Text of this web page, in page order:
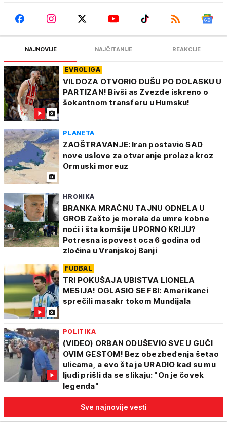
NAJNOVIJE NAJČITANIJE REAKCIJE
EVROLIGA
VILDOZA OTVORIO DUŠU PO DOLASKU U
PARTIZAN! Bivši as Zvezde iskreno o
šokantnom transferu u Humsku!
PLANETA
ZAOŠTRAVANJE: Iran postavio SAD
nove uslove za otvaranje prolaza kroz
Ormuski moreuz
HRONIKA
BRANKA MRAČNU TAJNU ODNELA U
GROB Zašto je morala da umre kobne
noći i šta komšije UPORNO KRIJU?
Potresna ispovest oca 6 godina od
zločina u Vranjskoj Banji
FUDBAL
TRI POKUŠAJA UBISTVA LIONELA
MESIJA! OGLASIO SE FBI: Amerikanci
sprečili masakr tokom Mundijala
POLITIKA
(VIDEO) ORBAN ODUŠEVIO SVE U GUČI
OVIM GESTOM! Bez obezbeđenja šetao
ulicama, a evo šta je URADIO kad su mu
ljudi prišli da se slikaju: "On je čovek
legenda"
Sve najnovije vesti